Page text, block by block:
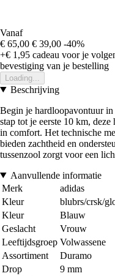
Vanaf
€ 65,00 € 39,00 -40%
+€ 1,95 cadeau voor je
bevestiging van je bestelling
Loading...
Beschrijving
Begin je hardloopavontuur
stap tot je eerste 10 km,
in comfort. Het technische
bieden zachtheid en
tussenzool zorgt voor een
Aanvullende informatie
Merk
adidas
Kleur
blubrs/crsk/
Kleur
Blauw
Geslacht
Vrouw
Leeftijdsgroep Volwassene
Assortiment
Duramo
Drop
9 mm